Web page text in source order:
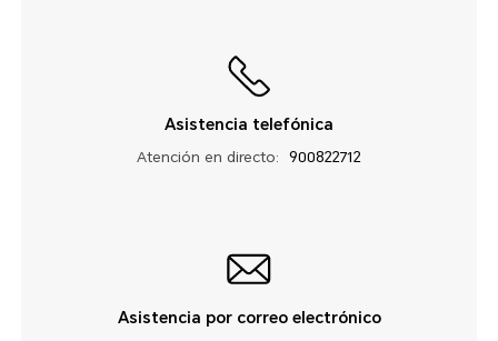
Asistencia telefónica
Atención en directo: 900822712
Asistencia por correo electrónico